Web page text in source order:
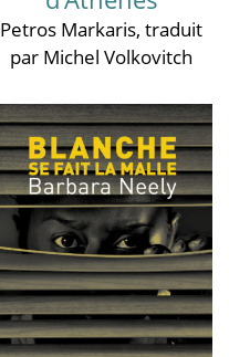
Petros Markaris, traduit
par Michel Volkovitch